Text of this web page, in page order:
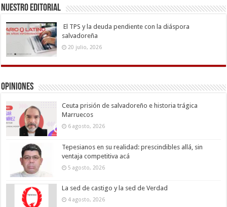
Nuestro Editorial
El TPS y la deuda pendiente con la diáspora
salvadoreña
20 julio, 2026
Opiniones
Ceuta prisión de salvadoreño e historia trágica
Marruecos
6 agosto, 2026
Tepesianos en su realidad: prescindibles allá, sin
ventaja competitiva acá
5 agosto, 2026
La sed de castigo y la sed de Verdad
4 agosto, 2026